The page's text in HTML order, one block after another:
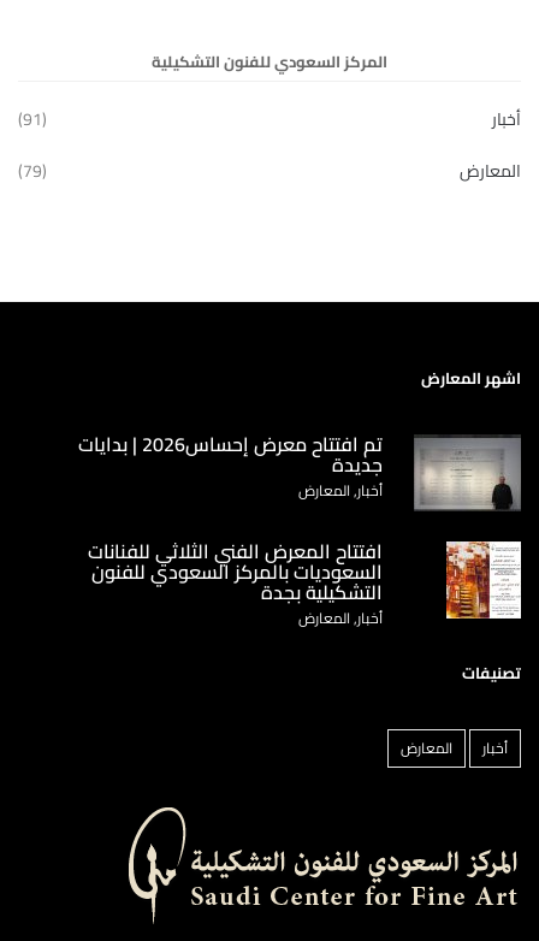
المركز السعودي للفنون التشكيلية
أخبار
(91)
المعارض
(79)
اشهر المعارض
تم افتتاح معرض إحساس2026 | بدايات
جديدة
أخبار, المعارض
‏افتتاح المعرض الفني الثلاثي للفنانات
السعوديات بالمركز السعودي للفنون
التشكيلية بجدة
أخبار, المعارض
تصنيفات
أخبار المعارض